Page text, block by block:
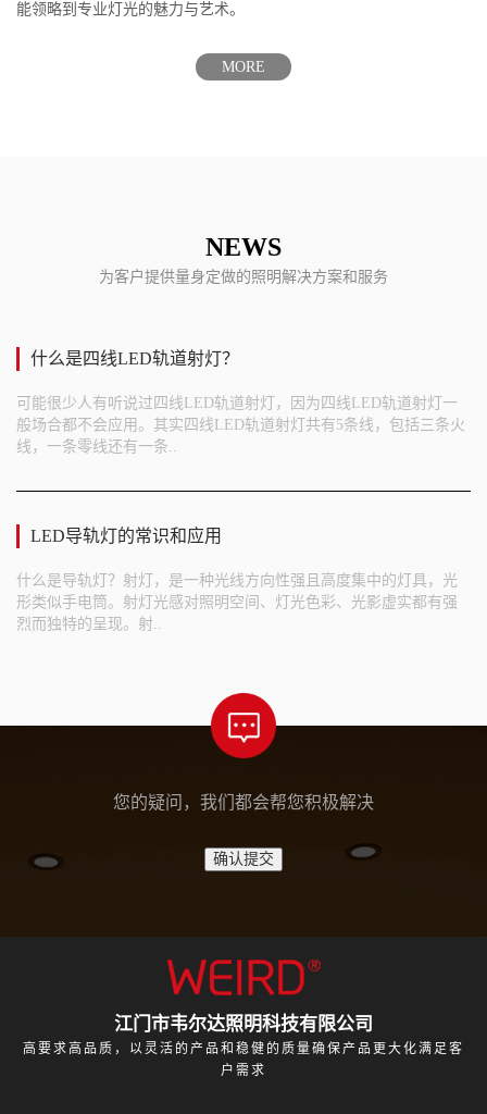
能领略到专业灯光的魅力与艺术。
MORE
NEWS
为客户提供量身定做的照明解决方案和服务
什么是四线LED轨道射灯？
可能很少人有听说过四线LED轨道射灯，因为四线LED轨道射灯一
般场合都不会应用。其实四线LED轨道射灯共有5条线，包括三条火
线，一条零线还有一条..
LED导轨灯的常识和应用
什么是导轨灯？射灯，是一种光线方向性强且高度集中的灯具，光
形类似手电筒。射灯光感对照明空间、灯光色彩、光影虚实都有强
烈而独特的呈现。射..
您的疑问，我们都会帮您积极解决
江门市韦尔达照明科技有限公司
高要求高品质，以灵活的产品和稳健的质量确保产品更大化满足客
户需求